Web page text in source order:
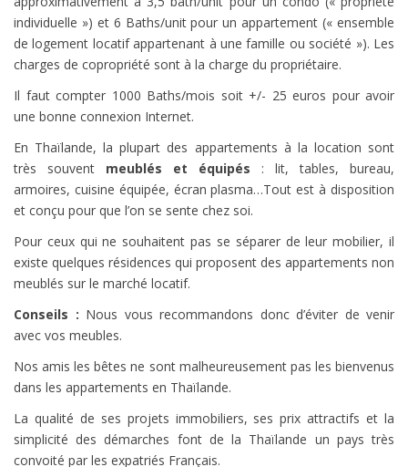
individuelle ») et 6 Baths/unit pour un appartement (« ensemble
de logement locatif appartenant à une famille ou société »). Les
charges de copropriété sont à la charge du propriétaire.
Il faut compter 1000 Baths/mois soit +/- 25 euros pour avoir
une bonne connexion Internet.
En Thaïlande, la plupart des appartements à la location sont
très souvent meublés et équipés : lit, tables, bureau,
armoires, cuisine équipée, écran plasma…Tout est à disposition
et conçu pour que l’on se sente chez soi.
Pour ceux qui ne souhaitent pas se séparer de leur mobilier, il
existe quelques résidences qui proposent des appartements non
meublés sur le marché locatif.
Conseils : Nous vous recommandons donc d’éviter de venir
avec vos meubles.
Nos amis les bêtes ne sont malheureusement pas les bienvenus
dans les appartements en Thaïlande.
La qualité de ses projets immobiliers, ses prix attractifs et la
simplicité des démarches font de la Thaïlande un pays très
convoité par les expatriés Français.